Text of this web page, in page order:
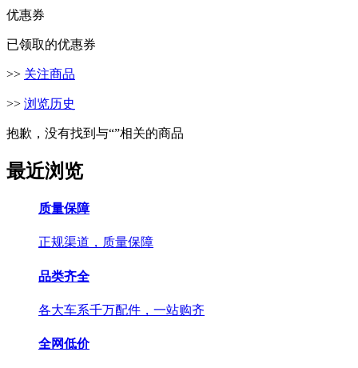
优惠券
已领取的优惠券
>> 关注商品
>> 浏览历史
抱歉，没有找到与“”相关的商品
最近浏览
质量保障
正规渠道，质量保障
品类齐全
各大车系千万配件，一站购齐
全网低价